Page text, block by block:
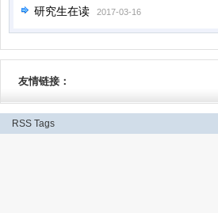
研究生在读 2017-03-16
友情链接：
RSS Tags